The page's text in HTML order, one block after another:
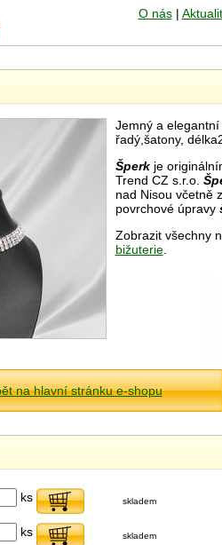
O nás|
Jemný a
řadý,šatony,
Šperkje
Trend CZ s.r.o.
nad Nisou včetně
povrchové úpravy
Zobrazit všechny
bižuterie.
na hlavní stránku e-shopu
ks skladem
ks skladem